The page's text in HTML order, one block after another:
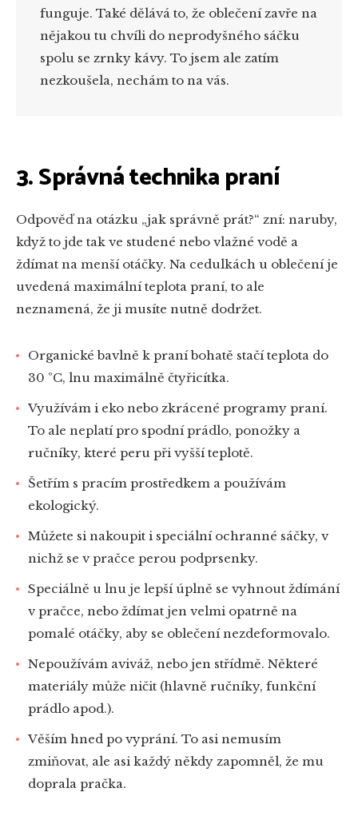
funguje. Také dělává to, že oblečení zavře na
nějakou tu chvíli do neprodyšného sáčku
spolu se zrnky kávy. To jsem ale zatím
nezkoušela, nechám to na vás.
3. Správná technika praní
Odpověď na otázku „jak správně prát?“ zní: naruby,
když to jde tak ve studené nebo vlažné vodě a
ždímat na menší otáčky. Na cedulkách u oblečení je
uvedená maximální teplota praní, to ale
neznamená, že ji musíte nutně dodržet.
Organické bavlně k praní bohatě stačí teplota do
30 ºC, lnu maximálně čtyřicítka.
Využívám i eko nebo zkrácené programy praní.
To ale neplatí pro spodní prádlo, ponožky a
ručníky, které peru při vyšší teplotě.
Šetřím s pracím prostředkem a používám
ekologický.
Můžete si nakoupit i speciální ochranné sáčky, v
nichž se v pračce perou podprsenky.
Speciálně u lnu je lepší úplně se vyhnout ždímání
v pračce, nebo ždímat jen velmi opatrně na
pomalé otáčky, aby se oblečení nezdeformovalo.
Nepoužívám aviváž, nebo jen střídmě. Některé
materiály může ničit (hlavně ručníky, funkční
prádlo apod.).
Věším hned po vyprání. To asi nemusím
zmiňovat, ale asi každý někdy zapomněl, že mu
doprala pračka.